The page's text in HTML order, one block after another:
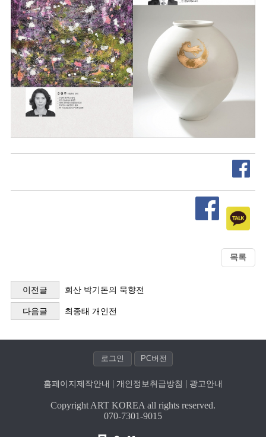
이전글 회산 박기돈의 묵향전
다음글 최종태 개인전
홈페이지제작안내 | 개인정보취급방침 | 광고안내
Copyright ART KOREA all rights reserved.
070-7301-9015